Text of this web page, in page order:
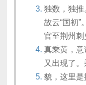
独数，独推
故云“国初
官至荆州刺
真乘黄，
又出现了。
貌，这里是